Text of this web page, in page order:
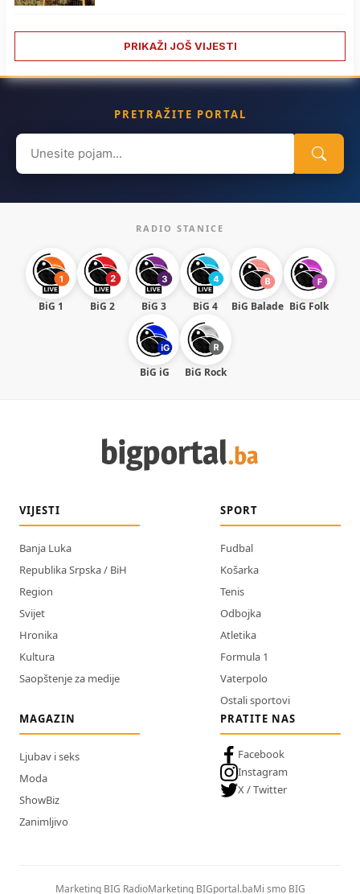
PRIKAŽI JOŠ VIJESTI
PRETRAŽITE PORTAL
Search
for:
RADIO STANICE
BiG 1 BiG 2 BiG 3 BiG 4 BiG Balade BiG Folk
BiG iG BiG Rock
VIJESTI
Banja Luka
Republika Srpska / BiH
Region
Svijet
Hronika
Kultura
Saopštenje za medije
SPORT
Fudbal
Košarka
Tenis
Odbojka
Atletika
Formula 1
Vaterpolo
Ostali sportovi
MAGAZIN
Ljubav i seks
Moda
ShowBiz
Zanimljivo
PRATITE NAS
Facebook
Instagram
X / Twitter
Marketing BIG RadioMarketing BIGportal.baMi smo BIG